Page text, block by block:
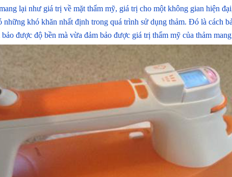
lại như giá trị về mặt thẩm mỹ, giá trị cho một không gian hiện
những khó khăn nhất định trong quá trình sử dụng thảm. Đó là cách
được độ bền mà vừa đảm bảo được giá trị thẩm mỹ của thảm